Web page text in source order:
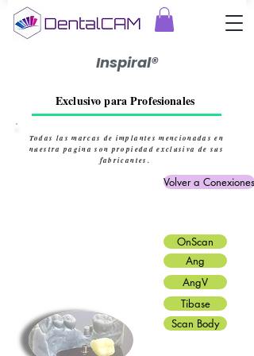
Inspiral®
Exclusivo para Profesionales
Todas las marcas de implantes mencionadas en
nuestra pagina son propiedad exclusiva de sus
fabricantes.
OnScan
Ang
AngV
Volver a Conexiones
Tibase
Scan Body